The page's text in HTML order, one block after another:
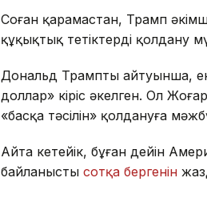
Соған қарамастан, Трамп
құқықтық тетіктерді қолдану
Дональд Трамптың айтуынша,
доллар» кіріс әкелген. Ол
«басқа тәсілін» қолдануға
Айта кетейік, бұған дейін
байланысты сотқа бергенін